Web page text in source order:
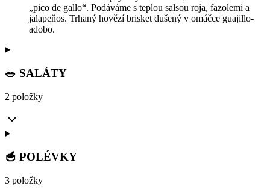
„pico de gallo“. Podáváme s teplou salsou roja, fazolemi a
jalapeňos. Trhaný hovězí brisket dušený v omáčce guajillo-
adobo.
🥗 SALÁTY
2 položky
🥣 POLÉVKY
3 položky